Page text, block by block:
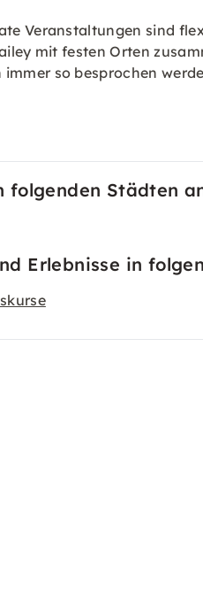
Veranstaltungen sind
mit festen Orten
so besprochen
Städten
Erlebnisse in